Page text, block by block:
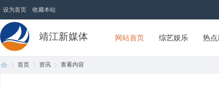
设为首页 收藏本站
靖江新媒体 网站首页 综艺娱乐 热
首页 资讯 查看内容